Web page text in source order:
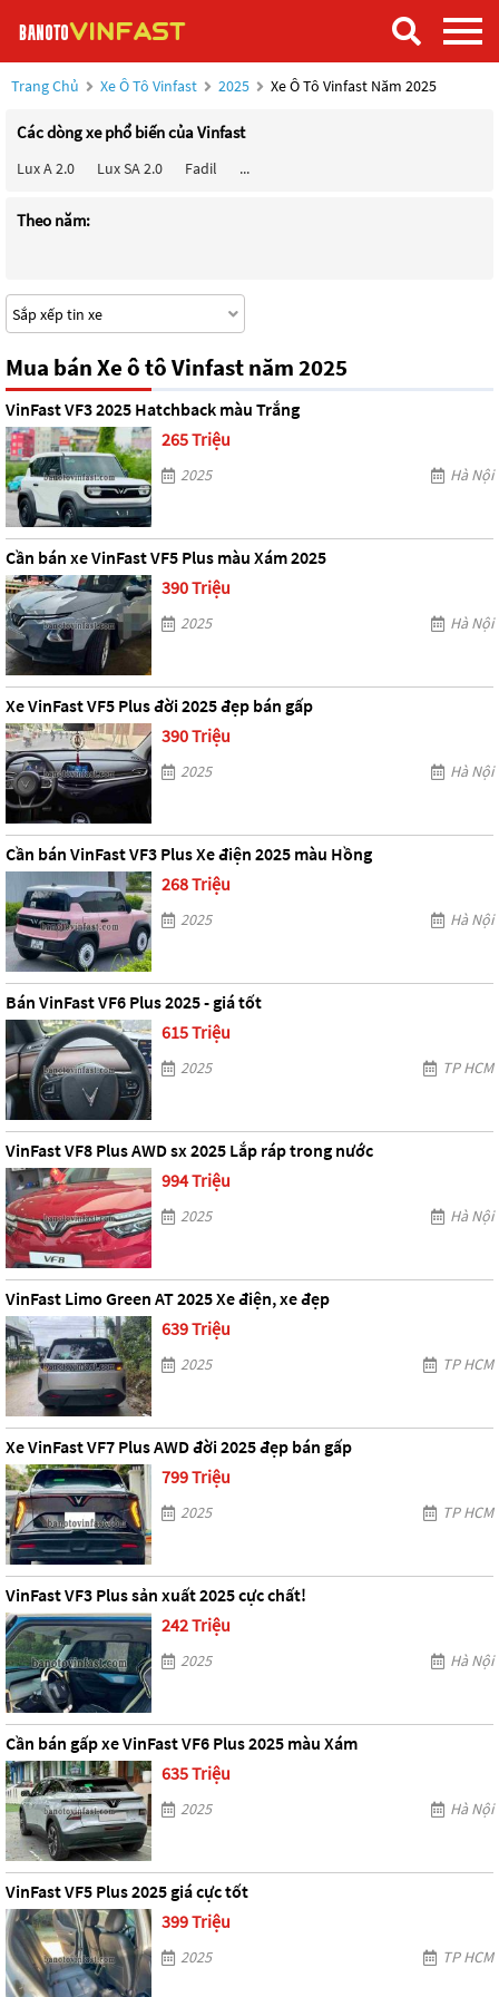
Trang Chủ Xe Ô Tô Vinfast 2025 Xe Ô Tô Vinfast Năm 2025
Các dòng xe phổ biến của Vinfast
Lux A 2.0 Lux SA 2.0 Fadil ...
Theo năm:
Mua bán Xe ô tô Vinfast năm 2025
VinFast VF3 2025 Hatchback màu Trắng
265 Triệu
2025 Hà Nội
Cần bán xe VinFast VF5 Plus màu Xám 2025
390 Triệu
2025 Hà Nội
Xe VinFast VF5 Plus đời 2025 đẹp bán gấp
390 Triệu
2025 Hà Nội
Cần bán VinFast VF3 Plus Xe điện 2025 màu Hồng
268 Triệu
2025 Hà Nội
Bán VinFast VF6 Plus 2025 - giá tốt
615 Triệu
2025 TP HCM
VinFast VF8 Plus AWD sx 2025 Lắp ráp trong nước
994 Triệu
2025 Hà Nội
VinFast Limo Green AT 2025 Xe điện, xe đẹp
639 Triệu
2025 TP HCM
Xe VinFast VF7 Plus AWD đời 2025 đẹp bán gấp
799 Triệu
2025 TP HCM
VinFast VF3 Plus sản xuất 2025 cực chất!
242 Triệu
2025 Hà Nội
Cần bán gấp xe VinFast VF6 Plus 2025 màu Xám
635 Triệu
2025 Hà Nội
VinFast VF5 Plus 2025 giá cực tốt
399 Triệu
2025 TP HCM